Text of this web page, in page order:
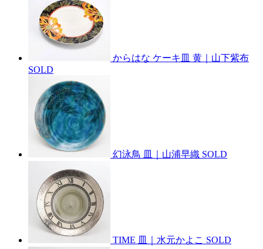
からはな ケーキ皿 黄｜山下紫布
SOLD
幻泳鳥 皿｜山浦早織 SOLD
TIME 皿｜水元かよこ SOLD